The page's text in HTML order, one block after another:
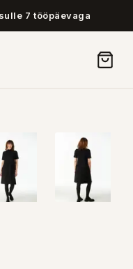
7 tööpäevaga